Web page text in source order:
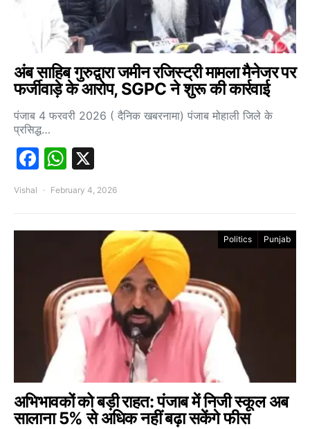
अंब साहिब गुरुद्वारा जमीन रजिस्ट्री मामला मैनेजर पर
फर्जीवाड़े के आरोप, SGPC ने शुरू की कार्रवाई
पंजाब 4 फरवरी 2026 ( दैनिक खबरनामा) पंजाब मोहाली जिले के
प्रसिद्ध…
Facebook
WhatsApp
Vishal February 4, 2026
Politics Punjab
अभिभावकों को बड़ी राहत: पंजाब में निजी स्कूल अब
सालाना 5% से अधिक नहीं बढ़ा सकेंगे फीस